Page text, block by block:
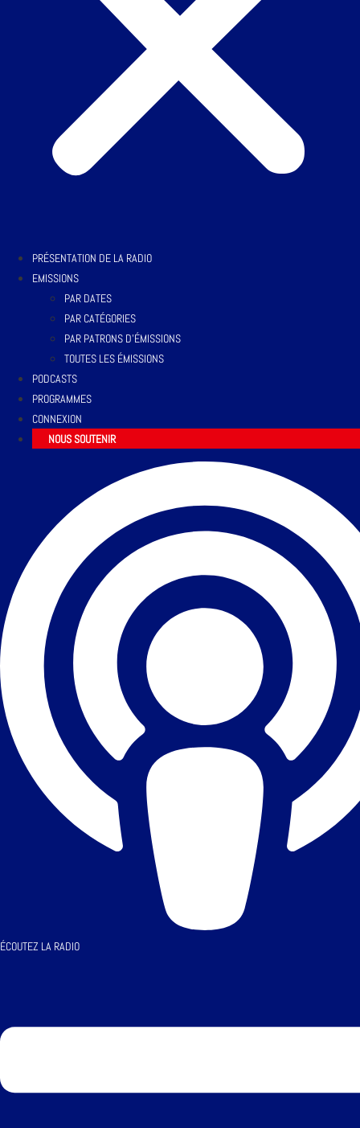
PRÉSENTATION DE LA RADIO
EMISSIONS
PAR DATES
PAR CATÉGORIES
PAR PATRONS D’ÉMISSIONS
TOUTES LES ÉMISSIONS
PODCASTS
PROGRAMMES
CONNEXION
NOUS SOUTENIR
ÉCOUTEZ LA RADIO